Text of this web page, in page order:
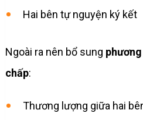
Hai bên tự nguyện ký kết
Ngoài ra nên bổ sung
chấp:
Thương lượng giữa hai